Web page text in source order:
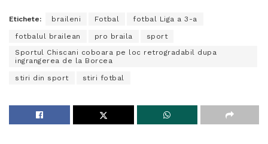
Etichete: braileni Fotbal fotbal Liga a 3-a
fotbalul brailean pro braila
sport
Sportul Chiscani coboara pe loc retrogradabil dupa
ingrangerea de la Borcea
stiri din sport stiri fotbal